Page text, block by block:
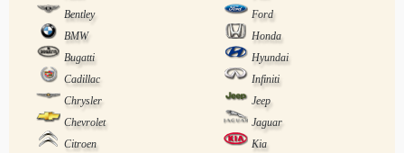
Bentley
Ford
BMW
Honda
Bugatti
Hyundai
Cadillac
Infiniti
Chrysler
Jeep
Chevrolet
Jaguar
Citroen
Kia